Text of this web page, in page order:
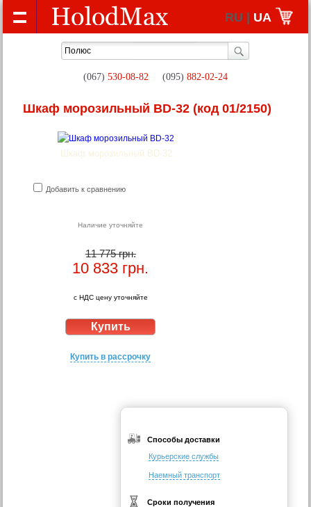
RU | UA
(067) 530-08-82 (095) 882-02-24
Шкаф морозильный BD-32 (код 01/2150)
Шкаф морозильный BD-32
Добавить к сравнению
Наличие уточняйте
11 775 грн.
10 833 грн.
с НДС цену уточняйте
Купить в рассрочку
Способы доставки
Курьерские службы
Наемный транспорт
Сроки получения